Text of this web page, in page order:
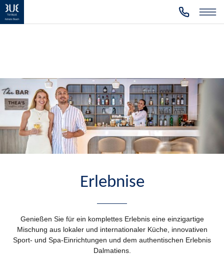
Erlebnise
Genießen Sie für ein komplettes Erlebnis eine einzigartige
Mischung aus lokaler und internationaler Küche, innovativen
Sport- und Spa-Einrichtungen und dem authentischen Erlebnis
Dalmatiens.